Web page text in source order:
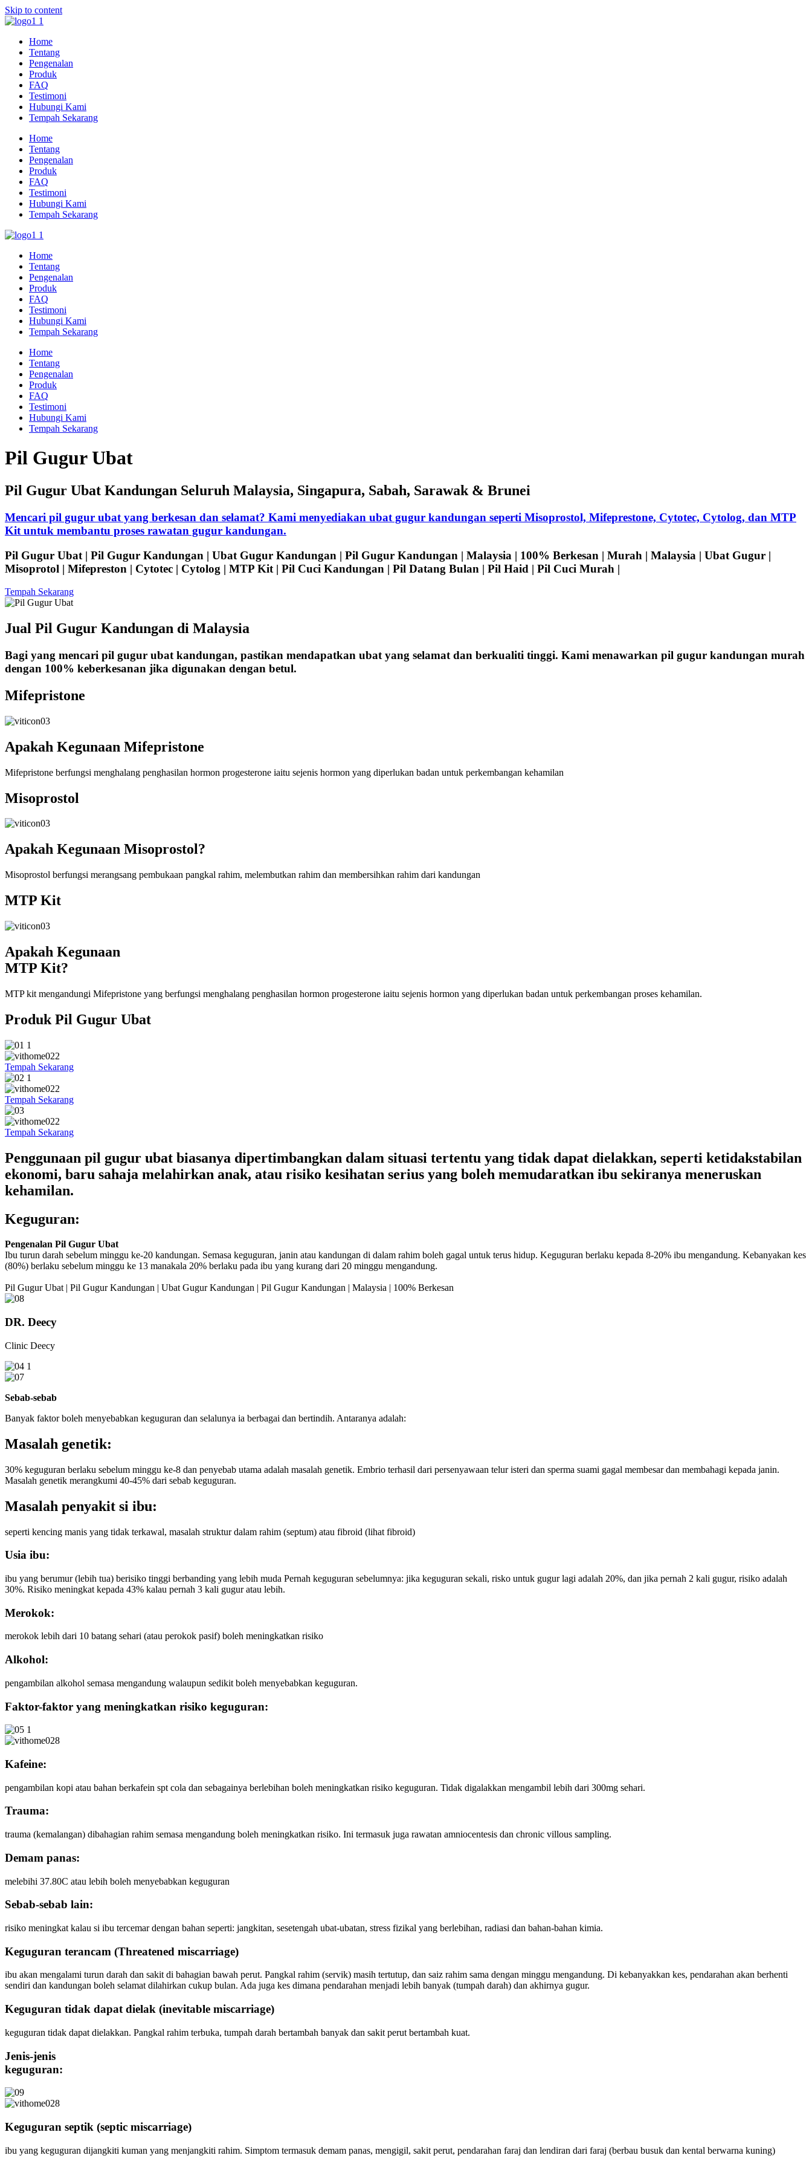
Skip to content
Home
Tentang
Pengenalan
Produk
FAQ
Testimoni
Hubungi Kami
Tempah Sekarang
Home
Tentang
Pengenalan
Produk
FAQ
Testimoni
Hubungi Kami
Tempah Sekarang
Home
Tentang
Pengenalan
Produk
FAQ
Testimoni
Hubungi Kami
Tempah Sekarang
Home
Tentang
Pengenalan
Produk
FAQ
Testimoni
Hubungi Kami
Tempah Sekarang
Pil Gugur Ubat
Pil Gugur Ubat Kandungan Seluruh Malaysia, Singapura, Sabah, Sarawak & Brunei
Mencari pil gugur ubat yang berkesan dan selamat? Kami menyediakan ubat gugur kandungan seperti Misoprostol, Mifeprestone, Cytotec, Cytolog, dan MTP
Kit untuk membantu proses rawatan gugur kandungan.
Pil Gugur Ubat | Pil Gugur Kandungan | Ubat Gugur Kandungan | Pil Gugur Kandungan | Malaysia | 100% Berkesan | Murah | Malaysia | Ubat Gugur |
Misoprotol | Mifepreston | Cytotec | Cytolog | MTP Kit | Pil Cuci Kandungan | Pil Datang Bulan | Pil Haid | Pil Cuci Murah |
Tempah Sekarang
Jual Pil Gugur Kandungan di Malaysia
Bagi yang mencari pil gugur ubat kandungan, pastikan mendapatkan ubat yang selamat dan berkualiti tinggi. Kami menawarkan pil gugur kandungan murah
dengan 100% keberkesanan jika digunakan dengan betul.
Mifepristone
Apakah Kegunaan Mifepristone
Mifepristone berfungsi menghalang penghasilan hormon progesterone iaitu sejenis hormon yang diperlukan badan untuk perkembangan kehamilan
Misoprostol
Apakah Kegunaan Misoprostol?
Misoprostol berfungsi merangsang pembukaan pangkal rahim, melembutkan rahim dan membersihkan rahim dari kandungan
MTP Kit
Apakah Kegunaan
MTP Kit?
MTP kit mengandungi Mifepristone yang berfungsi menghalang penghasilan hormon progesterone iaitu sejenis hormon yang diperlukan badan untuk perkembangan proses kehamilan.
Produk Pil Gugur Ubat
Tempah Sekarang
Tempah Sekarang
Tempah Sekarang
Penggunaan pil gugur ubat biasanya dipertimbangkan dalam situasi tertentu yang tidak dapat dielakkan, seperti ketidakstabilan
ekonomi, baru sahaja melahirkan anak, atau risiko kesihatan serius yang boleh memudaratkan ibu sekiranya meneruskan
kehamilan.
Keguguran:
Pengenalan Pil Gugur Ubat
Ibu turun darah sebelum minggu ke-20 kandungan. Semasa keguguran, janin atau kandungan di dalam rahim boleh gagal untuk terus hidup. Keguguran berlaku kepada 8-20% ibu mengandung. Kebanyakan kes
(80%) berlaku sebelum minggu ke 13 manakala 20% berlaku pada ibu yang kurang dari 20 minggu mengandung.
Pil Gugur Ubat | Pil Gugur Kandungan | Ubat Gugur Kandungan | Pil Gugur Kandungan | Malaysia | 100% Berkesan
DR. Deecy
Clinic Deecy
Sebab-sebab
Banyak faktor boleh menyebabkan keguguran dan selalunya ia berbagai dan bertindih. Antaranya adalah:
Masalah genetik:
30% keguguran berlaku sebelum minggu ke-8 dan penyebab utama adalah masalah genetik. Embrio terhasil dari persenyawaan telur isteri dan sperma suami gagal membesar dan membahagi kepada janin.
Masalah genetik merangkumi 40-45% dari sebab keguguran.
Masalah penyakit si ibu:
seperti kencing manis yang tidak terkawal, masalah struktur dalam rahim (septum) atau fibroid (lihat fibroid)
Usia ibu:
ibu yang berumur (lebih tua) berisiko tinggi berbanding yang lebih muda Pernah keguguran sebelumnya: jika keguguran sekali, risko untuk gugur lagi adalah 20%, dan jika pernah 2 kali gugur, risiko adalah
30%. Risiko meningkat kepada 43% kalau pernah 3 kali gugur atau lebih.
Merokok:
merokok lebih dari 10 batang sehari (atau perokok pasif) boleh meningkatkan risiko
Alkohol:
pengambilan alkohol semasa mengandung walaupun sedikit boleh menyebabkan keguguran.
Faktor-faktor yang meningkatkan risiko keguguran:
Kafeine:
pengambilan kopi atau bahan berkafein spt cola dan sebagainya berlebihan boleh meningkatkan risiko keguguran. Tidak digalakkan mengambil lebih dari 300mg sehari.
Trauma:
trauma (kemalangan) dibahagian rahim semasa mengandung boleh meningkatkan risiko. Ini termasuk juga rawatan amniocentesis dan chronic villous sampling.
Demam panas:
melebihi 37.80C atau lebih boleh menyebabkan keguguran
Sebab-sebab lain:
risiko meningkat kalau si ibu tercemar dengan bahan seperti: jangkitan, sesetengah ubat-ubatan, stress fizikal yang berlebihan, radiasi dan bahan-bahan kimia.
Keguguran terancam (Threatened miscarriage)
ibu akan mengalami turun darah dan sakit di bahagian bawah perut. Pangkal rahim (servik) masih tertutup, dan saiz rahim sama dengan minggu mengandung. Di kebanyakkan kes, pendarahan akan berhenti
sendiri dan kandungan boleh selamat dilahirkan cukup bulan. Ada juga kes dimana pendarahan menjadi lebih banyak (tumpah darah) dan akhirnya gugur.
Keguguran tidak dapat dielak (inevitable miscarriage)
keguguran tidak dapat dielakkan. Pangkal rahim terbuka, tumpah darah bertambah banyak dan sakit perut bertambah kuat.
Jenis-jenis
keguguran:
Keguguran septik (septic miscarriage)
ibu yang keguguran dijangkiti kuman yang menjangkiti rahim. Simptom termasuk demam panas, mengigil, sakit perut, pendarahan faraj dan lendiran dari faraj (berbau busuk dan kental berwarna kuning)